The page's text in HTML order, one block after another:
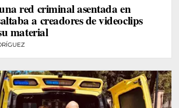
red criminal asentada en
a creadores de videoclips
material